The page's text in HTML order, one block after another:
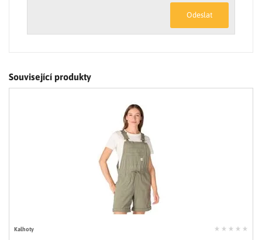
Odeslat
Související produkty
Kalhoty